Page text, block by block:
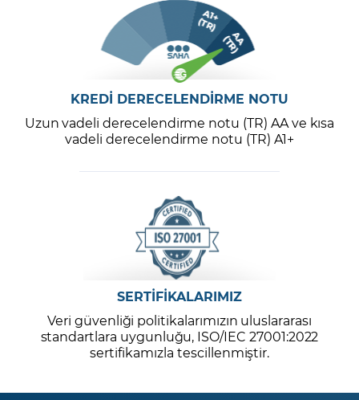
KREDİ DERECELENDİRME NOTU
Uzun vadeli derecelendirme notu (TR) AA ve kısa
vadeli derecelendirme notu (TR) A1+
SERTİFİKALARIMIZ
Veri güvenliği politikalarımızın uluslararası
standartlara uygunluğu, ISO/IEC 27001:2022
sertifikamızla tescillenmiştir.